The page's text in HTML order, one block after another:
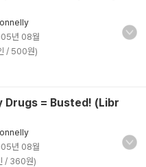
년 08월
/ 500원)
Drugs = Busted! (Libr
년 08월
/ 360원)